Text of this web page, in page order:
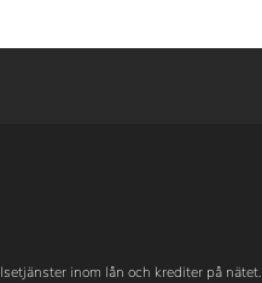
inom lån och krediter på nätet.